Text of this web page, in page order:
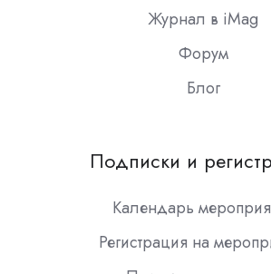
Журнал в iMag
Форум
Блог
Подписки и
Календарь
Регистрация на